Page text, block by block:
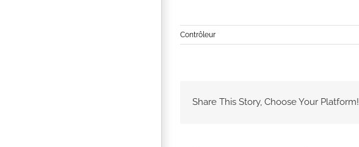
Contrôleur
Share This Story, Choose Your Platform!